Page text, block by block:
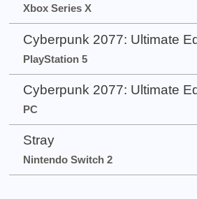
Xbox Series X
Cyberpunk 2077: Ultimate
PlayStation 5
Cyberpunk 2077: Ultimate
PC
Stray
Nintendo Switch 2